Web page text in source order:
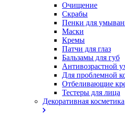
Очищение
Скрабы
Пенки для
Маски
Кремы
Патчи для глаз
Бальзамы для губ
Антивозрастной
Для проблемной
Oтбеливающие
Тестеры для лица
Декоративная косметика